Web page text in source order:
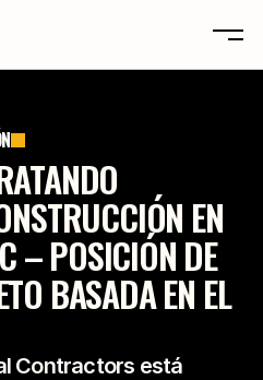
OTA
OTA
EN
– POSICIÓN DE
BASADA EN EL
Contractors está